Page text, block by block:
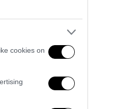
cookies on